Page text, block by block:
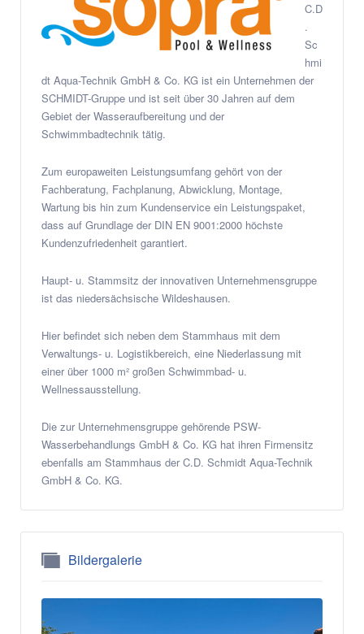
C.D
.
Sc
hmi
dt Aqua-Technik GmbH & Co. KG ist ein Unternehmen der
SCHMIDT-Gruppe und ist seit über 30 Jahren auf dem
Gebiet der Wasseraufbereitung und der
Schwimmbadtechnik tätig.
Zum europaweiten Leistungsumfang gehört von der
Fachberatung, Fachplanung, Abwicklung, Montage,
Wartung bis hin zum Kundenservice ein Leistungspaket,
dass auf Grundlage der DIN EN 9001:2000 höchste
Kundenzufriedenheit garantiert.
Haupt- u. Stammsitz der innovativen Unternehmensgruppe
ist das niedersächsische Wildeshausen.
Hier befindet sich neben dem Stammhaus mit dem
Verwaltungs- u. Logistikbereich, eine Niederlassung mit
einer über 1000 m² großen Schwimmbad- u.
Wellnessausstellung.
Die zur Unternehmensgruppe gehörende PSW-
Wasserbehandlungs GmbH & Co. KG hat ihren Firmensitz
ebenfalls am Stammhaus der C.D. Schmidt Aqua-Technik
GmbH & Co. KG.
Bildergalerie